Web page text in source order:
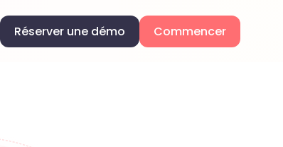
Réserver une démo Commencer